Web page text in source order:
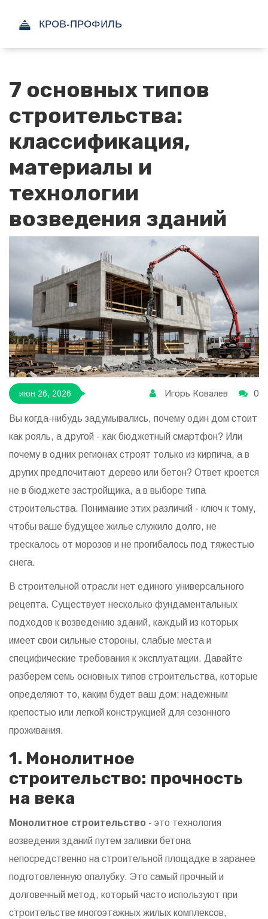
7 основных типов
строительства:
классификация,
материалы и
технологии
возведения зданий
июн 26, 2026 Игорь Ковалев 0
Вы когда-нибудь задумывались, почему один дом стоит
как рояль, а другой - как бюджетный смартфон? Или
почему в одних регионах строят только из кирпича, а в
других предпочитают дерево или бетон? Ответ кроется
не в бюджете застройщика, а в выборе типа
строительства. Понимание этих различий - ключ к тому,
чтобы ваше будущее жилье служило долго, не
трескалось от морозов и не прогибалось под тяжестью
снега.
В строительной отрасли нет единого универсального
рецепта. Существует несколько фундаментальных
подходов к возведению зданий, каждый из которых
имеет свои сильные стороны, слабые места и
специфические требования к эксплуатации. Давайте
разберем семь основных типов строительства, которые
определяют то, каким будет ваш дом: надежным
крепостью или легкой конструкцией для сезонного
проживания.
1. Монолитное
строительство: прочность
на века
Монолитное строительство - это технология
возведения зданий путем заливки бетона
непосредственно на строительной площадке в заранее
подготовленную опалубку. Это самый прочный и
долговечный метод, который часто используют при
строительстве многоэтажных жилых комплексов,